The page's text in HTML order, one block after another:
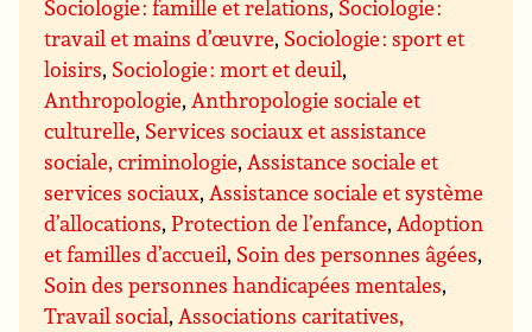
Sociologie : famille et relations, Sociologie :
travail et mains d’œuvre, Sociologie : sport et
loisirs, Sociologie : mort et deuil,
Anthropologie,Anthropologie sociale et
culturelle, Services sociaux et assistance
sociale, criminologie,Assistance sociale et
services sociaux,Assistance sociale et système
d’allocations,Protection de l’enfance,Adoption
et familles d’accueil, Soin des personnes âgées,
Soin des personnes handicapées mentales,
Travail social,Associations caritatives,